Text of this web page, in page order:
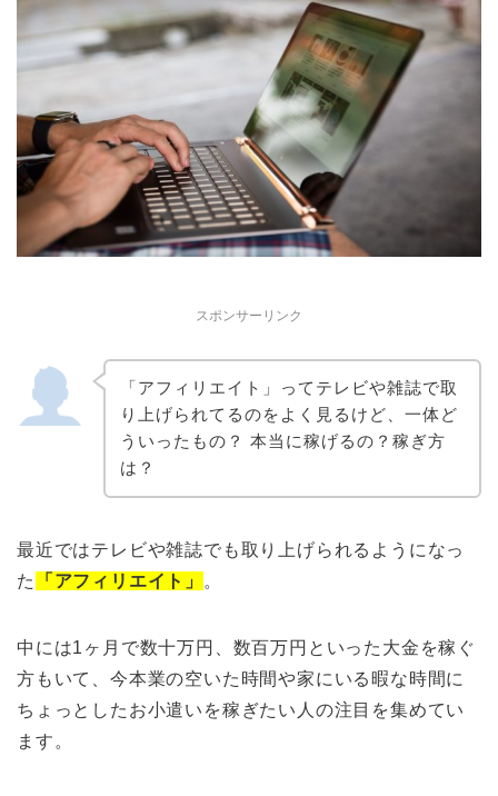
スポンサーリンク
「アフィリエイト」ってテレビや雑誌で取
り上げられてるのをよく見るけど、一体ど
ういったもの？ 本当に稼げるの？稼ぎ方
は？
最近ではテレビや雑誌でも取り上げられるようになっ
た
「アフィリエイト」 。
中には1ヶ月で数十万円、数百万円といった大金を稼ぐ
方もいて、今本業の空いた時間や家にいる暇な時間に
ちょっとしたお小遣いを稼ぎたい人の注目を集めてい
ます。